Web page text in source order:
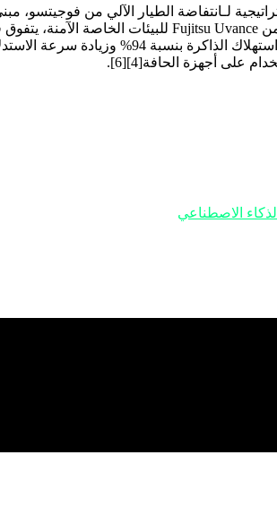
الذكاء الاصطناعي